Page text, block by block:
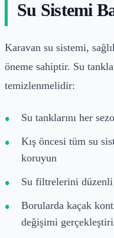
Su Sistemi
Karavan su sistemi,
öneme sahiptir. Su
temizlenmelidir:
Su tanklarını her
Kış öncesi tüm su
koruyun
Su filtrelerini
Borularda kaçak
değişimi